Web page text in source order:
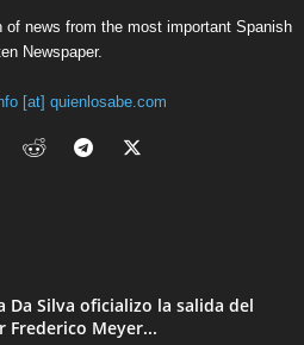
Da Silva oficializo la salida del